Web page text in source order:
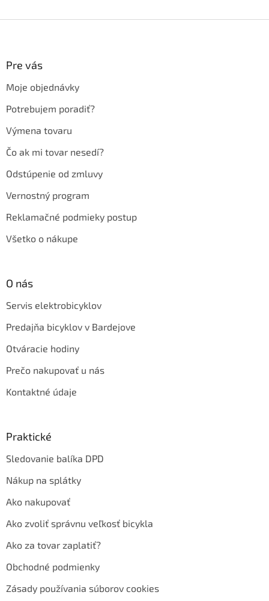
Pre vás
Moje objednávky
Potrebujem poradiť?
Výmena tovaru
Čo ak mi tovar nesedí?
Odstúpenie od zmluvy
Vernostný program
Reklamačné podmieky postup
Všetko o nákupe
O nás
Servis elektrobicyklov
Predajňa bicyklov v Bardejove
Otváracie hodiny
Prečo nakupovať u nás
Kontaktné údaje
Praktické
Sledovanie balíka DPD
Nákup na splátky
Ako nakupovať
Ako zvoliť správnu veľkosť bicykla
Ako za tovar zaplatiť?
Obchodné podmienky
Zásady používania súborov cookies